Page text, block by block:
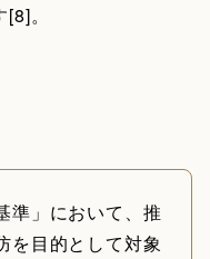
。
準」において、推
を目的として対象